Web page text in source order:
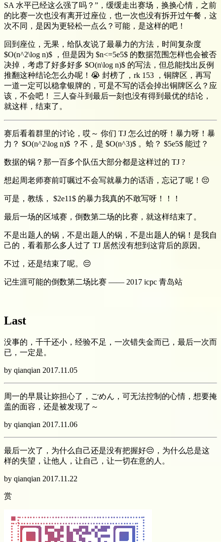
SA 水平已经这么强了吗？”，缓缓走出赛场，换换心情，之前
的比赛一次也没有离开过座位，也一次也没有拆开过午餐，这
次不同，是因为更轻松一点么？可能，是这样的吧！
回到座位，无果，给队友说了最暴力的方法，时间复杂度
$O(n^2\log n)$ ，但是因为 $n<=5e5$ 的数据范围怎样也会被否
决掉，考虑了好多好多 $O(n\log n)$ 的写法，但总能找出反例
推翻这种结论怎么办呢！😭 封榜了，rk 153 ，铜牌区，再写
一道一定可以稳拿银牌的，可是不写的话会掉出铜牌区么？应
该，不会吧！ 三人奋斗到最后一刻也没有得到最优的结论，
就这样，结束了。
赛后看着群里的讨论，哎～ 你们 TJ 怎么过的呀！暴力呀！暴
力？ $O(n^2\log n)​$ ？不，是 $O(n^3)​$ 。蛤？ $5e5​$ 能过？
数据的锅？那一百多个队伍大部分都是这样过的 TJ ?
想起周老师赛前叮嘱过不会写就暴力的话语，忘记了呢！😔
可是，教练， $2e11$ 的暴力我真的不敢写呀！！！
最后一场的区域赛，倒数第二场的比赛，就这样结束了。
不是出题人的锅，不是出题人的锅，不是出题人的锅！是我自
己的，看着那么多人过了 TJ 居然没有想到这背后的原因。
不过，还是结束了呢。😔
记生涯可能的倒数第二场比赛 —— 2017 icpc 青岛站
Last
没事的，千千还小，经验不足，一次错失金而已，最后一次而
已，一定是。
by qianqian 2017.11.05
周一的早晨让妳担心了，ごめん，可无法控制的心情，想要掩
盖的面容，还是被发现了～
by qianqian 2017.11.06
最后一次了，为什么自己还是没有把握好😔，为什么总是这
样的失望，让他人，让自己，让一切在意的人。
by qianqian 2017.11.22
赏